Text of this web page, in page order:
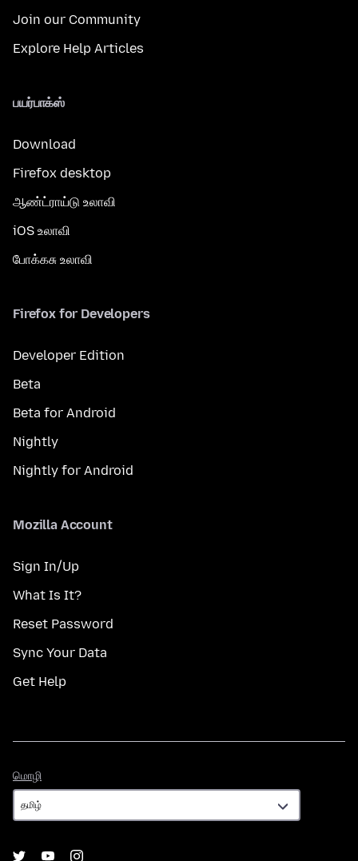
Join our Community
Explore Help Articles
பயர்பாக்ஸ்
Download
Firefox desktop
ஆண்ட்ராய்டு உலாவி
iOS உலாவி
போக்கசு உலாவி
Firefox for Developers
Developer Edition
Beta
Beta for Android
Nightly
Nightly for Android
Mozilla Account
Sign In/Up
What Is It?
Reset Password
Sync Your Data
Get Help
மொழி